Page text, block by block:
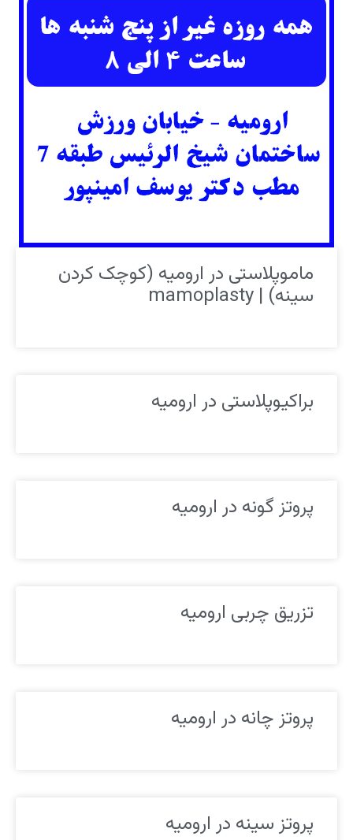
ماموپلاستی در ارومیه (کوچک کردن
سینه) | mamoplasty
براکیوپلاستی در ارومیه
پروتز گونه در ارومیه
تزریق چربی ارومیه
پروتز چانه در ارومیه
پروتز سینه در ارومیه